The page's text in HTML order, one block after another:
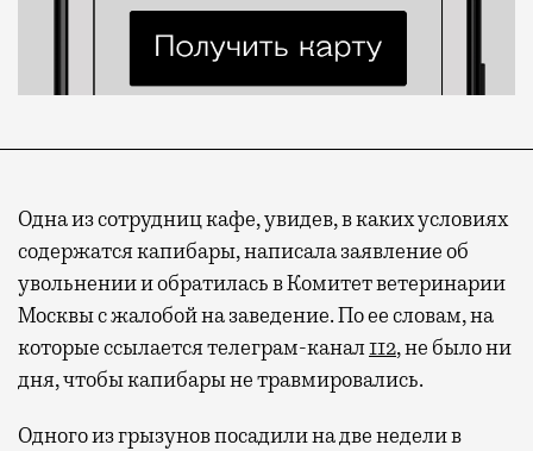
Одна из сотрудниц кафе, увидев, в каких условиях
содержатся капибары, написала заявление об
увольнении и обратилась в Комитет ветеринарии
Москвы с жалобой на заведение. По ее словам, на
которые ссылается телеграм-канал112, не было ни
дня, чтобы капибары не травмировались.
Одного из грызунов посадили на две недели в